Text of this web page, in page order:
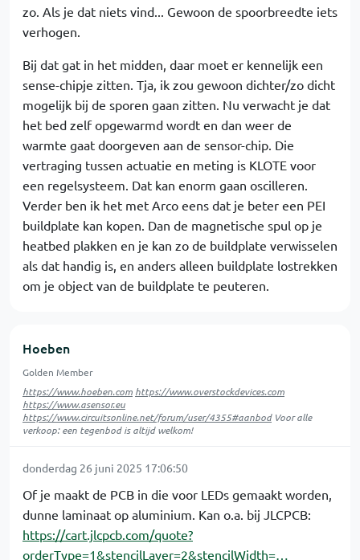
zo. Als je dat niets vind... Gewoon de spoorbreedte iets
verhogen.
Bij dat gat in het midden, daar moet er kennelijk een
sense-chipje zitten. Tja, ik zou gewoon dichter/zo dicht
mogelijk bij de sporen gaan zitten. Nu verwacht je dat
het bed zelf opgewarmd wordt en dan weer de
warmte gaat doorgeven aan de sensor-chip. Die
vertraging tussen actuatie en meting is KLOTE voor
een regelsysteem. Dat kan enorm gaan oscilleren.
Verder ben ik het met Arco eens dat je beter een PEI
buildplate kan kopen. Dan de magnetische spul op je
heatbed plakken en je kan zo de buildplate verwisselen
als dat handig is, en anders alleen buildplate lostrekken
om je object van de buildplate te peuteren.
Hoeben
Golden Member
https://www.hoeben.com https://www.overstockdevices.com
https://www.asensor.eu
https://www.circuitsonline.net/forum/user/4355#aanbodVoor alle
verkoop: een tegenbod is altijd welkom!
donderdag 26 juni 2025 17:06:50
Of je maakt de PCB in die voor LEDs gemaakt worden,
dunne laminaat op aluminium. Kan o.a. bij JLCPCB:
https://cart.jlcpcb.com/quote?
orderType=1&stencilLayer=2&stencilWidth=…